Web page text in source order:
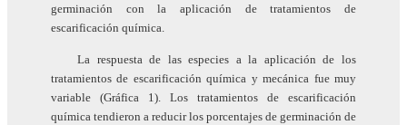
germinación con la aplicación de tratamientos de
escarificación química.
La respuesta de las especies a la aplicación de los
tratamientos de escarificación química y mecánica fue muy
variable (Gráfica 1). Los tratamientos de escarificación
química tendieron a reducir los porcentajes de germinación de